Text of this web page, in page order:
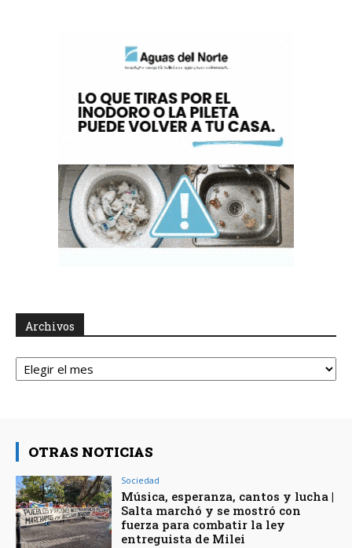
Archivos
Archivos
OTRAS NOTICIAS
Sociedad
Música, esperanza, cantos y lucha |
Salta marchó y se mostró con
fuerza para combatir la ley
entreguista de Milei